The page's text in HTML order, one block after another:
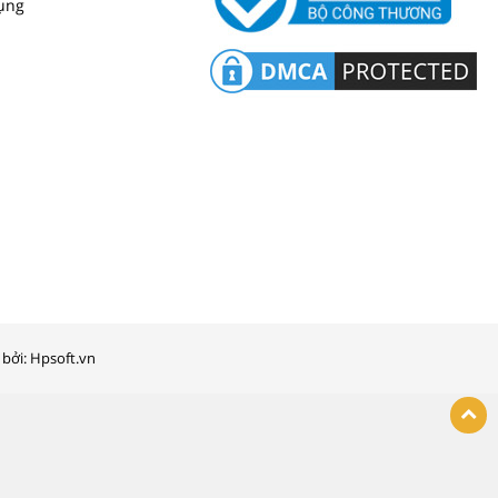
bởi: Hpsoft.vn